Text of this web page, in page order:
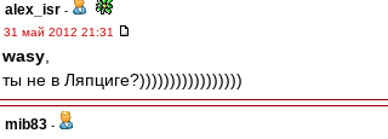
alex_isr -
31 май 2012 21:31
wasy
ты не в Ляпциге?)))))))))))))))))
mib83 -